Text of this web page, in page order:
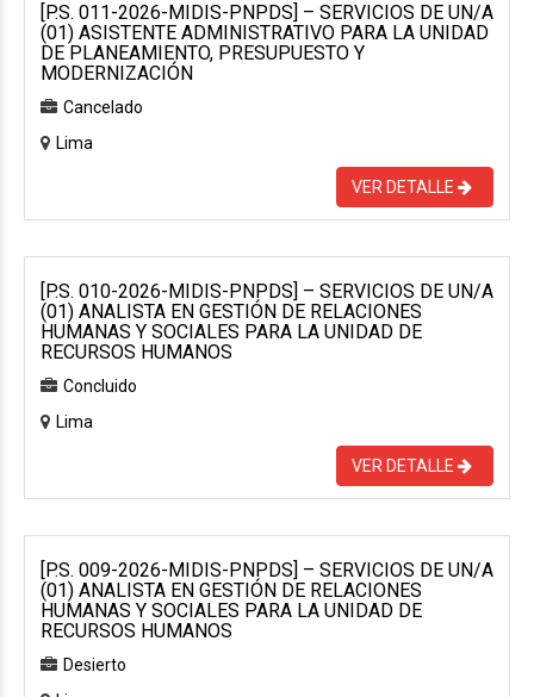
[P.S. 011-2026-MIDIS-PNPDS] – SERVICIOS DE UN/A
(01) ASISTENTE ADMINISTRATIVO PARA LA UNIDAD
DE PLANEAMIENTO, PRESUPUESTO Y
MODERNIZACIÓN
Cancelado
Lima
VER DETALLE
[P.S. 010-2026-MIDIS-PNPDS] – SERVICIOS DE UN/A
(01) ANALISTA EN GESTIÓN DE RELACIONES
HUMANAS Y SOCIALES PARA LA UNIDAD DE
RECURSOS HUMANOS
Concluido
Lima
VER DETALLE
[P.S. 009-2026-MIDIS-PNPDS] – SERVICIOS DE UN/A
(01) ANALISTA EN GESTIÓN DE RELACIONES
HUMANAS Y SOCIALES PARA LA UNIDAD DE
RECURSOS HUMANOS
Desierto